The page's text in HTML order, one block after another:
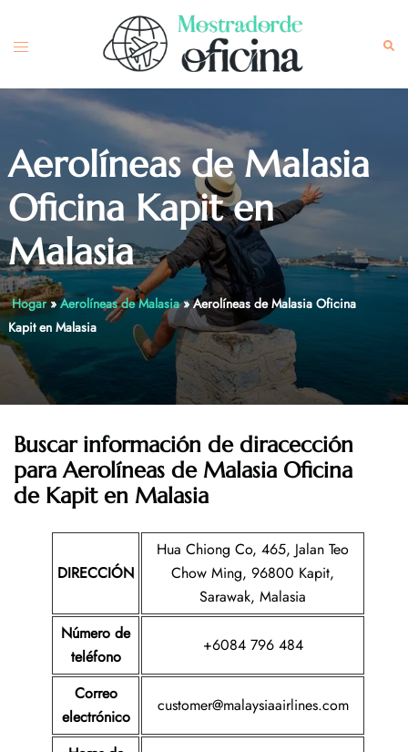
content
Toggle
Aerolíneas de Malasia
Oficina Kapit en
Malasia
Hogar»Aerolíneas de Malasia»Aerolíneas de Malasia Oficina
Kapit en Malasia
Buscar información de diracección
para Aerolíneas de Malasia Oficina
de Kapit en Malasia
DIRECCIÓN
Hua Chiong Co, 465, Jalan Teo
Chow Ming, 96800 Kapit,
Sarawak, Malasia
Número de
teléfono
+6084 796 484
Correo
electrónico
customer@malaysiaairlines.com